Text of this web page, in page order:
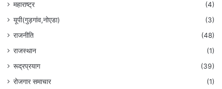
महाराष्ट्र
(4)
यूपी(गुड़गांव,नोएडा)
(3)
राजनीति
(48)
राजस्थान
(1)
रूद्रप्रयाग
(39)
रोजगार समाचार
(1)